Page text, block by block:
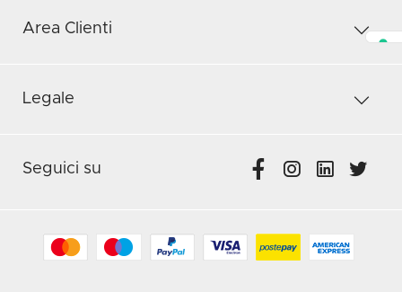
Area Clienti
Legale
Seguici su